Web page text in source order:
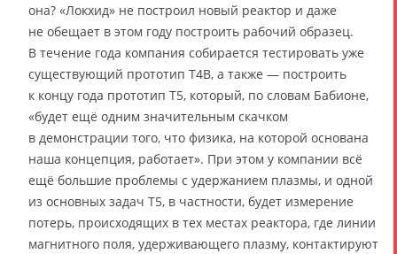
она? «Локхид» не построил новый реактор и даже
не обещает в этом году построить рабочий образец.
В течение года компания собирается тестировать уже
существующий прототип T4B, а также — построить
к концу года прототип T5, который, по словам Бабионе,
«будет ещё одним значительным скачком
в демонстрации того, что физика, на которой основана
наша концепция, работает». При этом у компании всё
ещё большие проблемы с удержанием плазмы, и одной
из основных задач T5, в частности, будет измерение
потерь, происходящих в тех местах реактора, где линии
магнитного поля, удерживающего плазму, контактируют